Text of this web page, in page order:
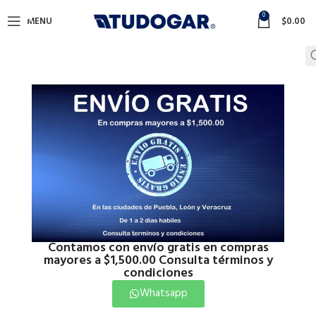
Contamos con envío gratis en compras
mayores a $1,500.00 Consulta términos y
condiciones
Whatsapp
MENU 0 $0.00